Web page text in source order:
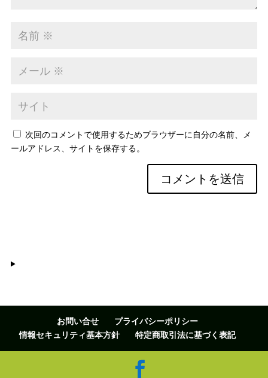
次回のコメントで使用するためブラウザーに自分の名前、メ
ールアドレス、サイトを保存する。
お問い合せ
プライバシーポリシー
情報セキュリティ基本方針
特定商取引法に基づく表記